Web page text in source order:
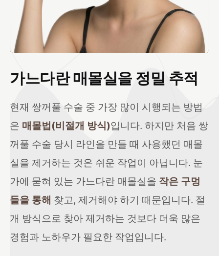
가느다란 매몰실을 정밀 추적
현재 쌍꺼풀 수술 중 가장 많이 시행되는 방법
은 매몰법(비절개 방식)입니다. 하지만 처음 쌍
꺼풀 수술 당시 라인을 만들 때 사용했던 매몰
실을 제거하는 것은 쉬운 작업이 아닙니다. 눈
가에 묻혀 있는 가느다란 매몰실을 작은 구멍
들을 통해 찾고, 제거해야 하기 때문입니다. 절
개 방식으로 찾아 제거하는 것보다 더욱 많은
경험과 노하우가 필요한 작업입니다.